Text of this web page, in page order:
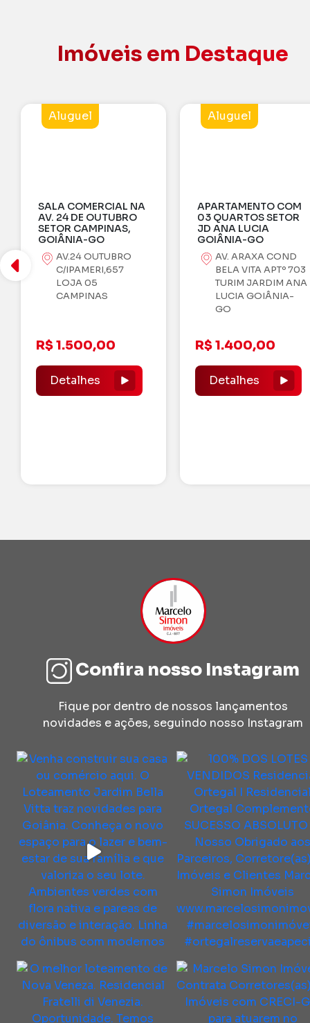
Imóveis em Destaque
Aluguel
APARTAMENTO COM
03 QUARTOS SETOR
JD ANA LUCIA
GOIÂNIA-GO
AV. ARAXA COND
BELA VITA APTº 703
TURIM JARDIM ANA
LUCIA GOIÂNIA-
R$ 1.400,00
Detalhes
Venda
EDF. FULL
SUÍTES PLENAS
N°1468. -
BUENO
Confira nosso Instagram
Fique por dentro de nossos lançamentos
novidades e ações, seguindo nosso Instagram